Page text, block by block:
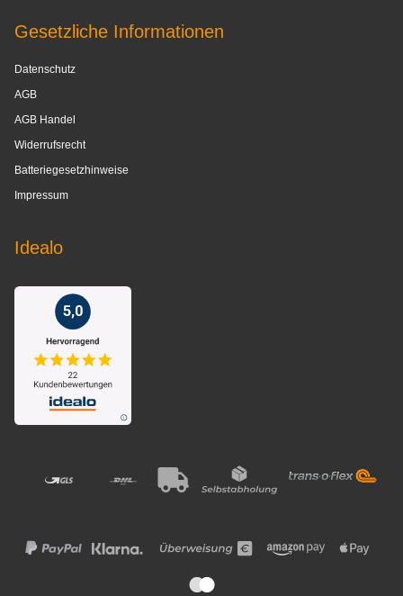
Gesetzliche Informationen
Datenschutz
AGB
AGB Handel
Widerrufsrecht
Batteriegesetzhinweise
Impressum
Idealo